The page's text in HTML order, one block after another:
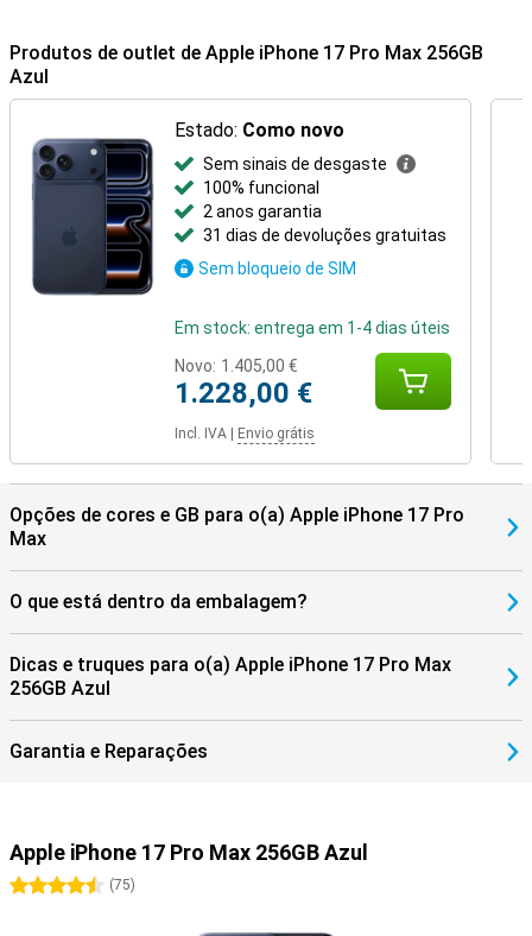
Produtos de outlet de Apple iPhone 17 Pro Max 256GB
Azul
Estado: Como novo
Sem sinais de desgaste
100% funcional
2 anos garantia
31 dias de devoluções gratuitas
Sem bloqueio de SIM
Em stock: entrega em 1-4 dias úteis
Novo: 1.405,00 €
1.228,00 €
Incl. IVA Envio grátis
Opções de cores e GB para o(a) Apple iPhone 17 Pro
Max
O que está dentro da embalagem?
Dicas e truques para o(a) Apple iPhone 17 Pro Max
256GB Azul
Garantia e Reparações
Apple iPhone 17 Pro Max 256GB Azul
4.5 estrelas
(75)